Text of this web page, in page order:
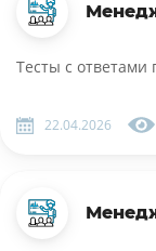
Тесты с ответами
22.04.2026